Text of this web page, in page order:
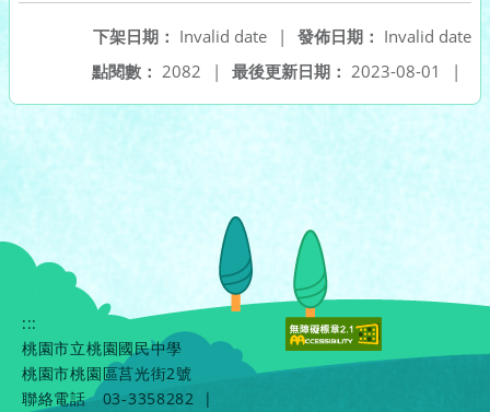
發佈日期： Invalid date
下架日期： Invalid date
|
最後更新日期： 2023-08-01 |
點閱數： 2082 |
:::
桃園市立桃園國民中學
桃園市桃園區莒光街2號
聯絡電話
03-3358282
|